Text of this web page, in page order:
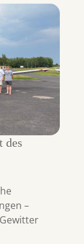
des
–